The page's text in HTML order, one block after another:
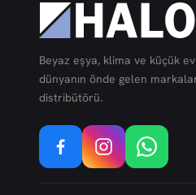
Beyaz eşya, klima ve küçük
dünyanın önde gelen
distribütörü.